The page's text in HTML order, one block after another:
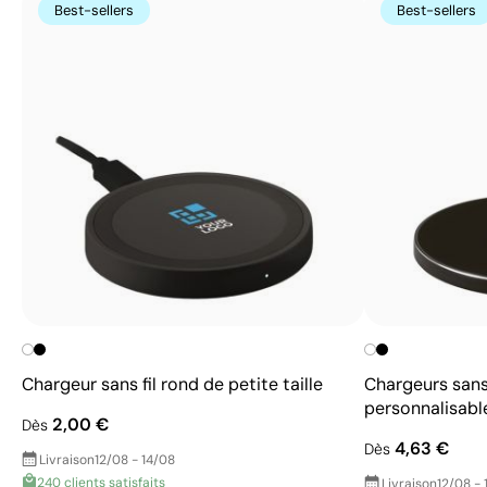
Best-sellers
Chargeur sans fil rond de petite taille
Dès 2,00 €
Livraison12/08 - 14/08
240 clients satisfaits
Best-sellers
Chargeurs
Dès4,63 €